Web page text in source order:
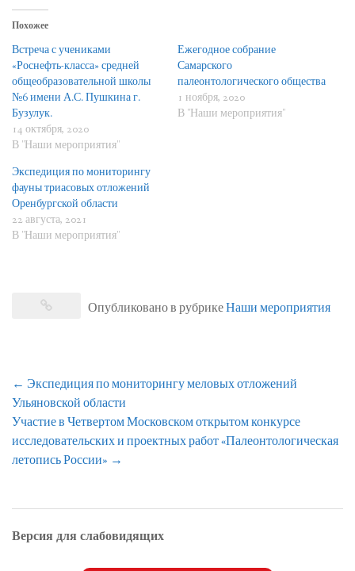
Похожее
Встреча с учениками
«Роснефть-класса» средней
общеобразовательной школы
№6 имени А.С. Пушкина г.
Бузулук.
14 октября, 2020
В "Наши мероприятия"
Ежегодное собрание
Самарского
палеонтологического общества
1 ноября, 2020
В "Наши мероприятия"
Экспедиция по мониторингу
фауны триасовых отложений
Оренбургской области
22 августа, 2021
В "Наши мероприятия"
Опубликовано в рубрикеНаши мероприятия
Навигация
по
записям
← Экспедиция по мониторингу меловых отложений
Ульяновской области
Участие в Четвертом Московском открытом конкурсе
исследовательских и проектных работ «Палеонтологическая
летопись России» →
Версия для слабовидящих